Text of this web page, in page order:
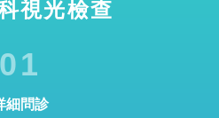
視光檢查
01
細問診